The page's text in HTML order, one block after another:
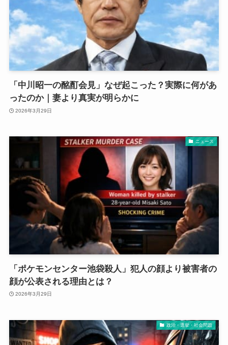
「中川昭一の酩酊会見」なぜ起こった？実際に何があ
ったのか｜妻より真実が明らかに
2026年3月29日
ニュース
「ポケモンセンター池袋殺人」犯人の顔より被害者の
顔が公表される理由とは？
2026年3月29日
政治・選挙・社会問題